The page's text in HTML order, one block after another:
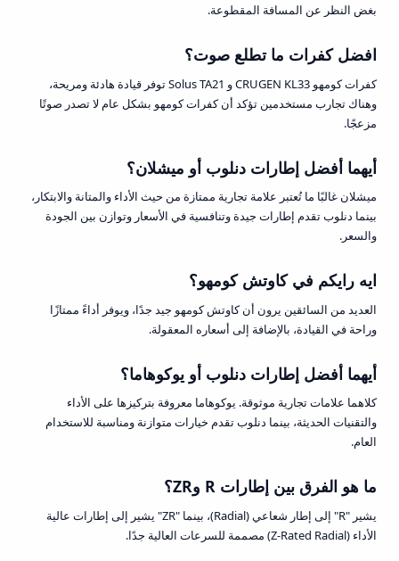
بغض النظر عن المسافة المقطوعة.
افضل كفرات ما تطلع صوت؟
كفرات كومهو CRUGEN KL33 و Solus TA21 توفر قيادة هادئة ومريحة،
وهناك تجارب مستخدمين تؤكد أن كفرات كومهو بشكل عام لا تصدر صوتًا
مزعجًا.
أيهما أفضل إطارات دنلوب أو ميشلان؟
ميشلان غالبًا ما تُعتبر علامة تجارية ممتازة من حيث الأداء والمتانة والابتكار،
بينما دنلوب تقدم إطارات جيدة وتنافسية في الأسعار وتوازن بين الجودة
والسعر.
ايه رايكم في كاوتش كومهو؟
العديد من السائقين يرون أن كاوتش كومهو جيد جدًا، ويوفر أداءً ممتازًا
وراحة في القيادة، بالإضافة إلى أسعاره المعقولة.
أيهما أفضل إطارات دنلوب أو يوكوهاما؟
كلاهما علامات تجارية موثوقة. يوكوهاما معروفة بتركيزها على الأداء
والتقنيات الحديثة، بينما دنلوب تقدم خيارات متوازنة ومناسبة للاستخدام
العام.
ما هو الفرق بين إطارات R وZR؟
يشير "R" إلى إطار شعاعي (Radial)، بينما "ZR" يشير إلى إطارات عالية
الأداء (Z-Rated Radial) مصممة للسرعات العالية جدًا.